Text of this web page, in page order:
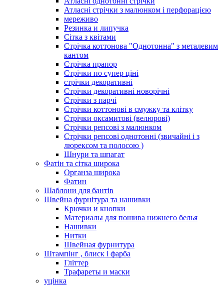
Атласні стрічки з малюнком і перфорацією
мереживо
Резинка и липучка
Сітка з квітами
Стрічка коттонова "Однотонна" з металевим
кантом
Стрічка прапор
Стрічки по супер ціні
стрічки декоративні
Стрічки декоративні новорічні
Стрічки з парчі
Стрічки коттонові в смужку та клітку
Стрічки оксамитові (велюрові)
Стрічки репсові з малюнком
Стрічки репсові однотонні (звичайні і з
люрексом та полосою )
Шнури та шпагат
Фатін та сітка широка
Органза широка
Фатин
Шаблони для бантів
Швейна фурнітура та нашивки
Крючки и кнопки
Материалы для пошива нижнего белья
Нашивки
Нитки
Швейная фурнитура
Штампінг , блиск і фарба
Гліттер
Трафареты и маски
уцінка